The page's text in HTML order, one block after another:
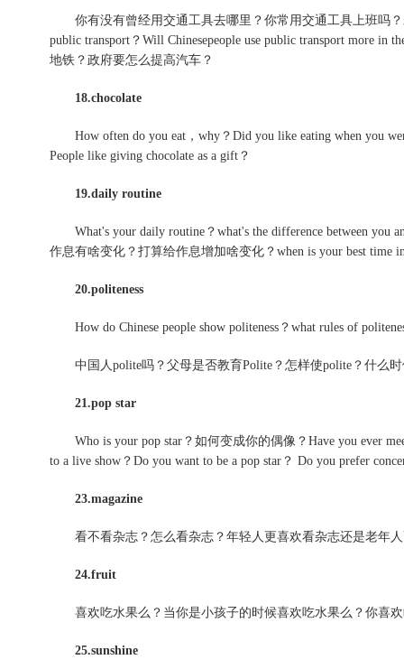
你有没有曾经用交通工具去哪里？你常用交通工具上班吗
public transport？Will Chinesepeople use public transport more
地铁？政府要怎么提高汽车？
18.chocolate
How often do you eat，why？Did you like eating when you
People like giving chocolate as a gift？
19.daily routine
What's your daily routine？what's the difference between
作息有啥变化？打算给作息增加啥变化？when is your best time
20.politeness
How do Chinese people show politeness？what rules of
中国人polite吗？父母是否教育Polite？怎样使polite？什么
21.pop star
Who is your pop star？如何变成你的偶像？Have you ever
to a live show？Do you want to be a pop star？ Do you prefer
23.magazine
看不看杂志？怎么看杂志？年轻人更喜欢看杂志还是老年
24.fruit
喜欢吃水果么？当你是小孩子的时候喜欢吃水果么？你喜
25.sunshine